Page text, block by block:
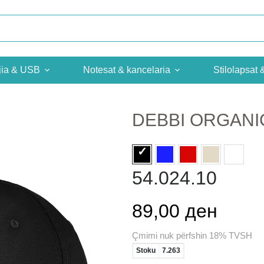
& USB Notesat & kancelaria Stilolapsat
DEBBI
54.024.10
89,00 ден
Çmimi nuk përfshin 18% TVSH
Stoku 7.263